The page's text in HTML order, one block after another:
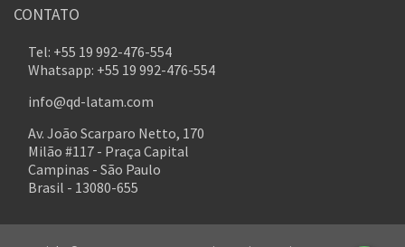
CONTATO
Tel: +55 19 992-476-554
Whatsapp: +55 19 992-476-554
info@qd-latam.com
Av. João Scarparo Netto, 170
Milão #117 - Praça Capital
Campinas - São Paulo
Brasil - 13080-655